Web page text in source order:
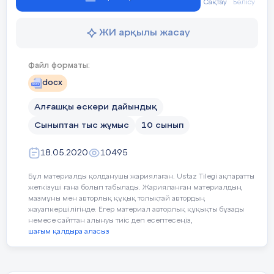
өнеркәсіп, көлік авариялары, өрт (жарылыс, үйлер
бұзылуы, тіршілікті қамтамасыз ететін электр
төтенше жағдайлар.
» Н.Назарбаев
отансүйгіштікке тәрбиелеу.Отан
алдындағы жауапкершілік сезімін
қалыптастыру.Қазақстан халқының
жалғастыру. Жарысқа
қатысушылардың спорттық шеберлігін
Жарыстың жоспары.
1.Өткізілетін орны және уақыты
Мектеп спорт залы. 07. 12.2018 жыл
Сақтау Бөлісу
ЖИ арқылы жасау
Файл форматы:
docx
Алғашқы әскери дайындық
Сыныптан тыс жұмыс 10 сынып
18.05.2020 10495
Бұл материалды қолданушы жариялаған. Ustaz Tilegi ақпаратты
жеткізуші ғана болып табылады. Жарияланған материалдың
мазмұны мен авторлық құқық толықтай автордың
жауапкершілігінде. Егер материал авторлық құқықты бұзады
немесе сайттан алынуы тиіс деп есептесеңіз,
шағым қалдыра аласыз